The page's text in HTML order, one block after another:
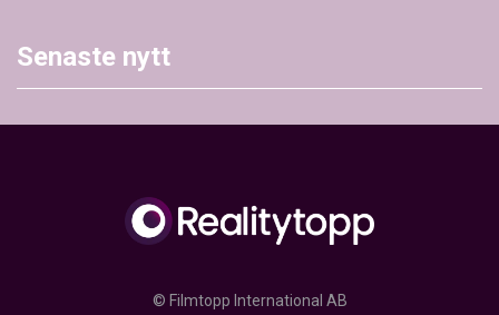
Senaste nytt
© Filmtopp International AB